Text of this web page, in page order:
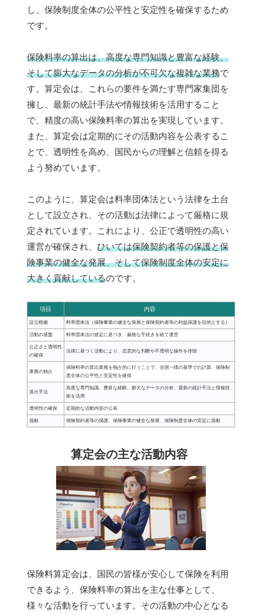
し、保険制度全体の公平性と安定性を確保するため
です。
保険料率の算出は、高度な専門知識と豊富な経験、
そして膨大なデータの分析が不可欠な複雑な業務で
す。算定会は、これらの要件を満たす専門家集団を
擁し、最新の統計手法や情報技術を活用すること
で、精度の高い保険料率の算出を実現しています。
また、算定会は定期的にその活動内容を公表するこ
とで、透明性を高め、国民からの理解と信頼を得る
よう努めています。
このように、算定会は料率団体法という法律を土台
として設立され、その活動は法律によって厳格に規
定されています。これにより、公正で透明性の高い
運営が確保され、 ひいては保険契約者等の保護と保
険事業の健全な発展、そして保険制度全体の安定に
大きく貢献しているのです。
項目 内容
設立根拠 料率団体法（保険事業の健全な発展と保険契約者等の利益保護を目的とする）
活動の基盤 料率団体法の規定に基づき、厳格な手続きを経て運営
公正さと透明性
の確保
法律に基づく活動により、恣意的な判断や不透明な操作を排除
業務の独占
保険料率の算出業務を独占的に行うことで、全国一律の基準での計算、保険制
度全体の公平性と安定性を確保
算出手法
高度な専門知識、豊富な経験、膨大なデータの分析、最新の統計手法と情報技
術を活用
透明性の確保 定期的な活動内容の公表
貢献 保険契約者等の保護、保険事業の健全な発展、保険制度全体の安定に貢献
算定会の主な活動内容
保険料算定会は、国民の皆様が安心して保険を利用
できるよう、保険料率の算出を主な仕事として、
様々な活動を行っています。その活動の中心となる